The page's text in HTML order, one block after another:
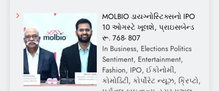
MOLBIO ડાયગ્નોસ્ટિક્સનો IPO
10 ઓગસ્ટે ખૂલશે, પ્રાઇસબેન્ડ
રૂ. 768- 807
In Business, Elections Politics
Sentiment, Entertainment,
Fashion, IPO, ઈકોનોમી,
કોમોડિટી, કોર્પોરેટ ન્યૂઝ, ક્રિપ્ટો,